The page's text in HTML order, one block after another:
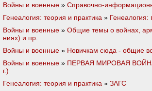
Войны и военные » Справочно-
Генеалогия: теория и практика » Генеалогия:
Войны и военные » Общие темы о войнах,
ниях) и пр.
Войны и военные » Новичкам сюда - общие
Войны и военные » ПЕРВАЯ МИРОВАЯ ВОЙНА
г.)
Генеалогия: теория и практика » ЗАГС